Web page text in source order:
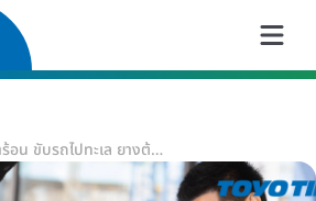
เที่ยวหน้าร้อน ขับรถไปทะเล ยางต้องเจออะไรบ้าง?